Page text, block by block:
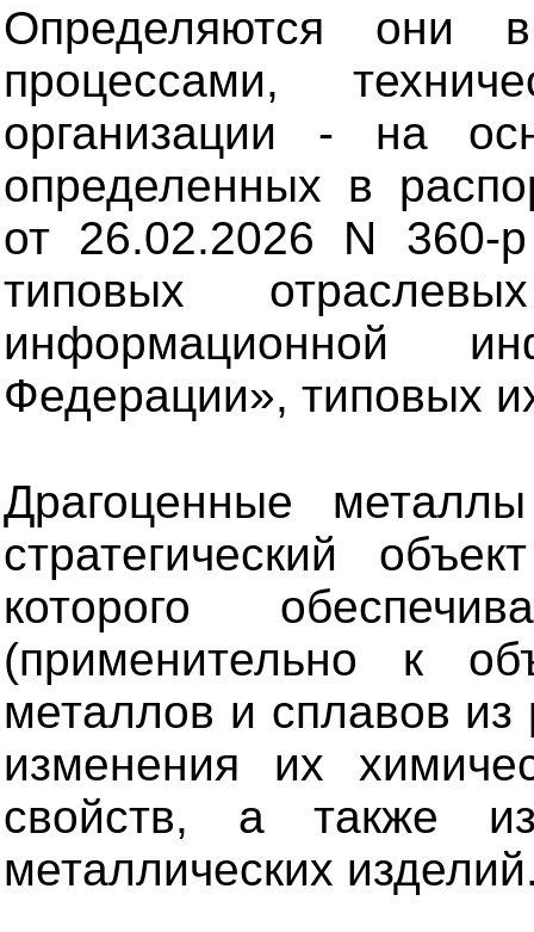
Определяются они
процессами,
организации - на
определенных в
от 26.02.2026 N 360-
типовых
информационной
Федерации», типовых
Драгоценные
стратегический
которого
(применительно к
металлов и сплавов
изменения их
свойств, а также
металлических